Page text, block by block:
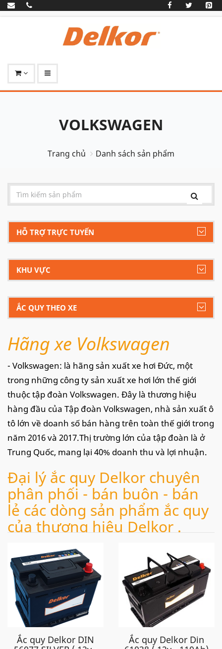
VOLKSWAGEN
Trang chủ Danh sách sản phẩm
HỖ TRỢ TRỰC TUYẾN
KHU VỰC
ẮC QUY THEO XE
Hãng xe Volkswagen
- Volkswagen: là hãng sản xuất xe hơi Đức, một
trong những công ty sản xuất xe hơi lớn thế giới
thuộc tập đoàn Volkswagen. Đây là thương hiệu
hàng đầu của Tập đoàn Volkswagen, nhà sản xuất ô
tô lớn về doanh số bán hàng trên toàn thế giới trong
năm 2016 và 2017.Thị trường lớn của tập đoàn là ở
Trung Quốc, mang lại 40% doanh thu và lợi nhuận.
Đại lý ắc quy Delkor chuyên
phân phối - bán buôn - bán
lẻ các dòng sản phẩm ắc quy
của thương hiệu Delkor .
- Hỗ trợ lắp đặt tận nơi nhiều khu vực: Hà Nội - Hải
Phòng - Đà Nẵng - TP.HCM....Giao hàng toàn quốc.
Fanpage
facebook:https://www.facebook.com/
Hãy liên hệ:098.107.98.32 0969 705 828
được tư vấn và lắp đặt tận nơi miễn phí tại nhà!!!
Ắc quy Delkor DIN
Ắc quy Delkor Din